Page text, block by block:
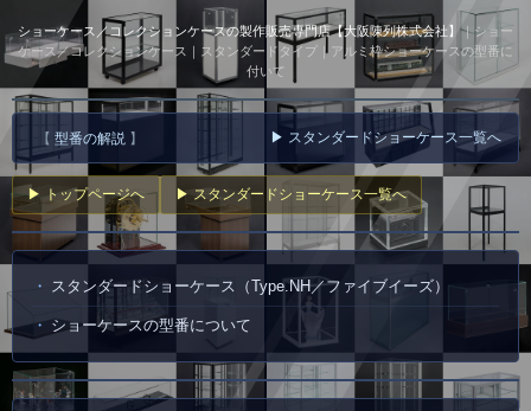
ショーケース／コレクションケースの製作販売専門店【大阪陳列株式会社】｜ショー
ケース／コレクションケース｜スタンダードタイプ｜アルミ枠ショーケースの型番に
付いて
【 型番の解説 】 ▶ スタンダードショーケース一覧へ
▶ トップページへ ▶ スタンダードショーケース一覧へ
スタンダードショーケース（Type.NH／ファイブイーズ）
ショーケースの型番について